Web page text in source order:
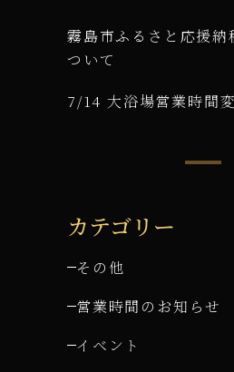
霧島市ふるさと応援納
ついて
7/14 大浴場営業時間
カテゴリー
その他
営業時間のお知らせ
イベント